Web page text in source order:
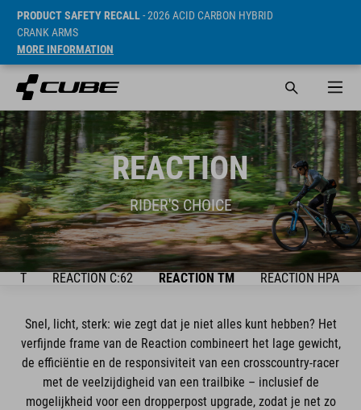
PRODUCT SAFETY RECALL- 2026 ACID CARBON HYBRID
CRANK ARMS
MORE INFORMATION
REACTION
RIDER'S CHOICE
REACTION C:62 REACTION TM REACTION HPA
Snel, licht, sterk: wie zegt dat je niet alles kunt hebben? Het
verfijnde frame van de Reaction combineert het lage gewicht,
de efficiëntie en de responsiviteit van een crosscountry-racer
met de veelzijdigheid van een trailbike – inclusief de
mogelijkheid voor een dropperpost upgrade, zodat je net zo